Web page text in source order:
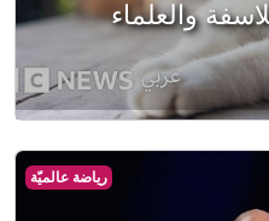
والعلماء
رياضة عالميّة